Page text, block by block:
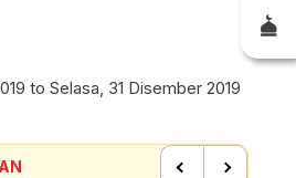
to Selasa, 31 Disember 2019